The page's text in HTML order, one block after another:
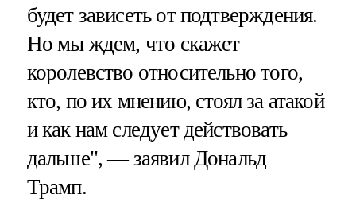
будет зависеть от подтверждения.
Но мы ждем, что скажет
королевство относительно того,
кто, по их мнению, стоял за атакой
и как нам следует действовать
дальше", — заявил Дональд
Трамп.